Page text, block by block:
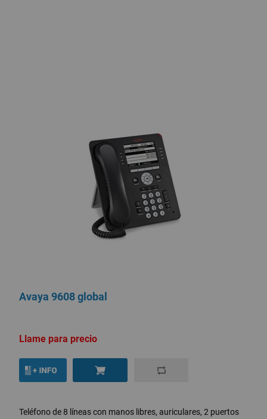
Avaya 9608 global
Llame para precio
Teléfono de 8 líneas con manos libres, auriculares, 2 puertos